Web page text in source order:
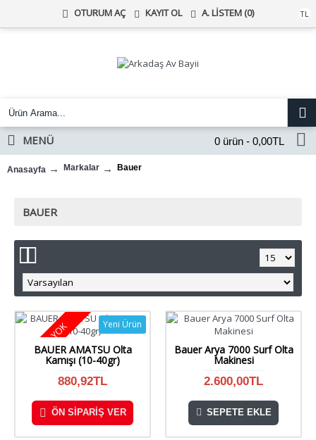
TL
OTURUM AÇ KAYIT OL A. LISTEM (0)
0 ürün - 0,00TL
MENÜ
Anasayfa Markalar Bauer
BAUER
Yeni Ürün
STOKTA YOK
BAUER AMATSU Olta
Kamışı (10-40gr)
880,92TL
ÖN SIPARIŞ VER
Bauer Arya 7000 Surf Olta
Makinesi
2.600,00TL
SEPETE EKLE